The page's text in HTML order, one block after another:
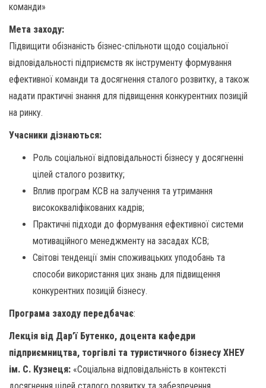
команди»
Мета заходу:
Підвищити обізнаність бізнес-спільноти щодо соціальної
відповідальності підприємств як інструменту формування
ефективної команди та досягнення сталого розвитку, а також
надати практичні знання для підвищення конкурентних позицій
на ринку.
Учасники дізнаються:
Роль соціальної відповідальності бізнесу у досягненні
цілей сталого розвитку;
Вплив програм КСВ на залучення та утримання
висококваліфікованих кадрів;
Практичні підходи до формування ефективної системи
мотиваційного менеджменту на засадах КСВ;
Світові тенденції змін споживацьких уподобань та
способи використання цих знань для підвищення
конкурентних позицій бізнесу.
Програма заходу передбачає:
Лекція від Дар’ї Бутенко, доцента кафедри
підприємництва, торгівлі та туристичного бізнесу ХНЕУ
ім. С. Кузнеця: «Соціальна відповідальність в контексті
досягнення цілей сталого розвитку та забезпечення